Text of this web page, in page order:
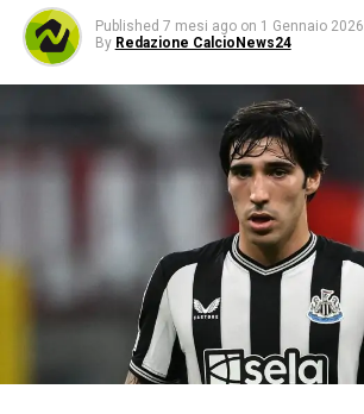
Published 7 mesi ago on 1 Gennaio 2026
By Redazione CalcioNews24